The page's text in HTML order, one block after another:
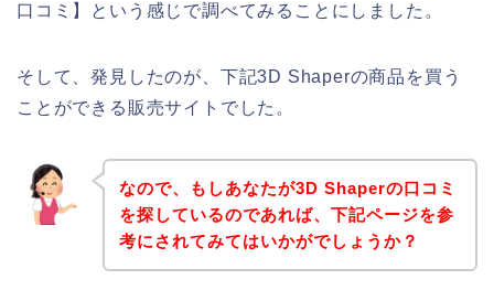
口コミ】という感じで調べてみることにしました。
そして、発見したのが、下記3D Shaperの商品を買う
ことができる販売サイトでした。
なので、もしあなたが3D Shaperの口コミ
を探しているのであれば、下記ページを参
考にされてみてはいかがでしょうか？